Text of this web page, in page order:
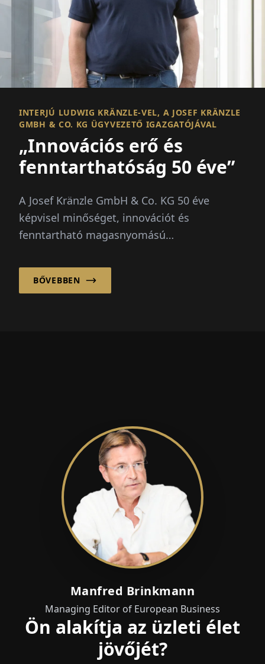
INTERJÚ LUDWIG KRÄNZLE-VEL, A JOSEF KRÄNZLE
GMBH & CO. KG ÜGYVEZETŐ IGAZGATÓJÁVAL
„Innovációs erő és
fenntarthatóság 50 éve”
A Josef Kränzle GmbH & Co. KG 50 éve
képvisel minőséget, innovációt és
fenntartható magasnyomású
vállalat...
BŐVEBBEN
Manfred Brinkmann
Managing Editor of European Business
Ön alakítja az üzleti élet
jövőjét?